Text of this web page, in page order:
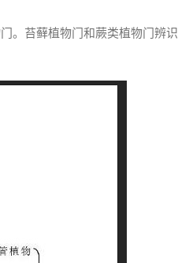
。苔藓植物门和蕨类植物门辨识